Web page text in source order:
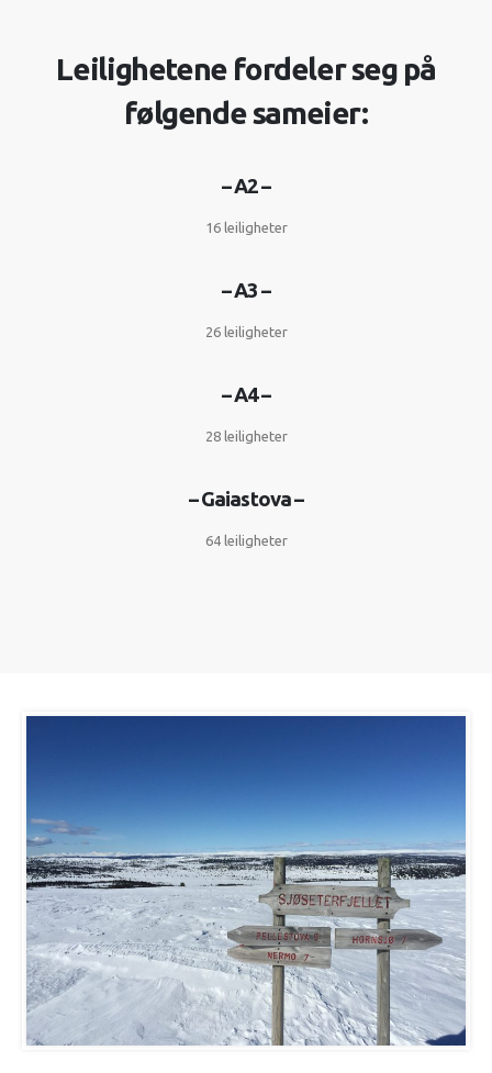
Leilighetene fordeler seg på
følgende sameier:
– A2 –
16 leiligheter
– A3 –
26 leiligheter
– A4 –
28 leiligheter
– Gaiastova –
64 leiligheter